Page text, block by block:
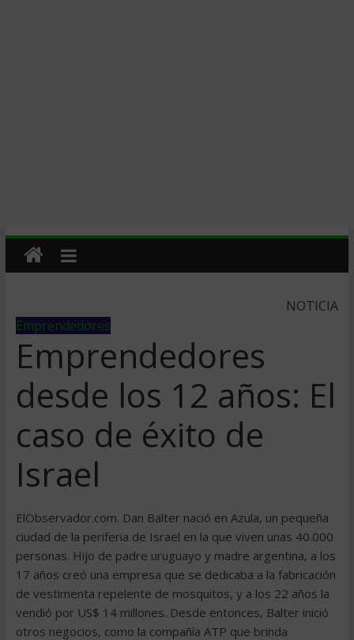
NOTICIA
Emprendedores
Emprendedores
desde los 12 años: El
caso de éxito de
Israel
ElObservador.com. Dan Balter nació en Azula, un pequeña
ciudad de la periferia de Israel en la que viven unas 40.000
personas. Hijo de padre uruguayo y madre argentina, a los
17 años creó una empresa que se dedicaba a la fabricación
de vestimenta repelente de mosquitos, y a los 22 años la
vendió por US$ 14 millones. Desde entonces, Balter inició
otros negocios, como la compañía ATP que brinda